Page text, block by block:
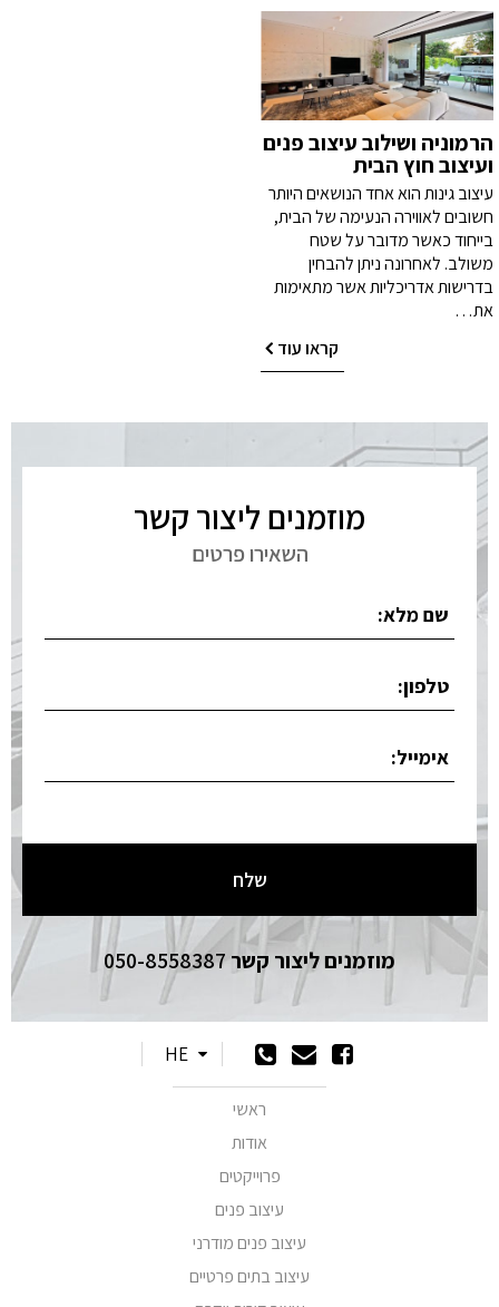
הרמוניה ושילוב עיצוב פנים
ועיצוב חוץ הבית
עיצוב גינות הוא אחד הנושאים היותר
חשובים לאווירה הנעימה של הבית,
בייחוד כאשר מדובר על שטח
משולב. לאחרונה ניתן להבחין
בדרישות אדריכליות אשר מתאימות
את…
קראו עוד
מוזמנים ליצור קשר
השאירו פרטים
מוזמנים ליצור קשר050-8558387
HE
ראשי
אודות
פרוייקטים
עיצוב פנים
עיצוב פנים מודרני
עיצוב בתים פרטיים